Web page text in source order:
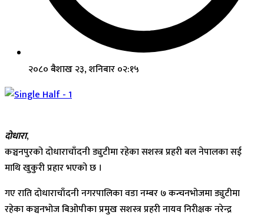
२०८० बैशाख २३, शनिबार ०२:१५
दोधारा,
कञ्चनपुरको दोधाराचाँदनी ड्युटीमा रहेका सशस्त्र प्रहरी बल नेपालका सई
माथि खुकुरी प्रहार भएको छ ।
गए राति दोधाराचाँदनी नगरपालिका वडा नम्बर ७ कन्चनभोजमा ड्युटीमा
रहेका कञ्चनभोज बिओपीका प्रमुख सशस्त्र प्रहरी नायव निरीक्षक नरेन्द्र